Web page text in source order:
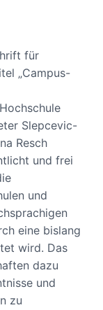
für
„Campus-
Slepcevic-
Resch
und frei
und
eine bislang
wird. Das
dazu
und
zu